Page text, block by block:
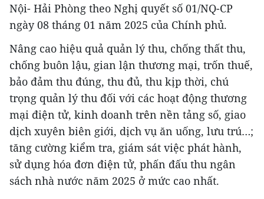
Nội- Hải Phòng theo Nghị quyết số 01/NQ-CP
ngày 08 tháng 01 năm 2025 của Chính phủ.
Nâng cao hiệu quả quản lý thu, chống thất thu,
chống buôn lậu, gian lận thương mại, trốn thuế,
bảo đảm thu đúng, thu đủ, thu kịp thời, chú
trọng quản lý thu đối với các hoạt động thương
mại điện tử, kinh doanh trên nền tảng số, giao
dịch xuyên biên giới, dịch vụ ăn uống, lưu trú…;
tăng cường kiểm tra, giám sát việc phát hành,
sử dụng hóa đơn điện tử, phấn đấu thu ngân
sách nhà nước năm 2025 ở mức cao nhất.